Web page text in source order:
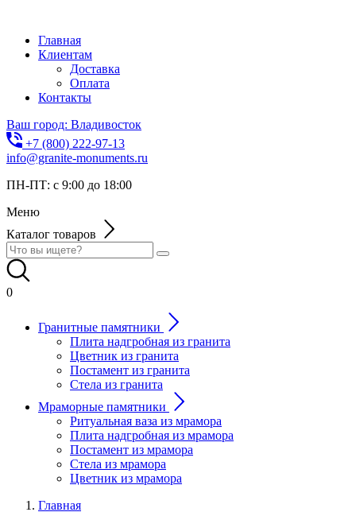
Главная
Клиентам
Доставка
Оплата
Контакты
Ваш город: Владивосток
+7 (800) 222-97-13
info@granite-monuments.ru
ПН-ПТ: с 9:00 до 18:00
Меню
Каталог товаров
0
Гранитные памятники
Плита надгробная из гранита
Цветник из гранита
Постамент из гранита
Стела из гранита
Мраморные памятники
Ритуальная ваза из мрамора
Плита надгробная из мрамора
Постамент из мрамора
Стела из мрамора
Цветник из мрамора
Главная